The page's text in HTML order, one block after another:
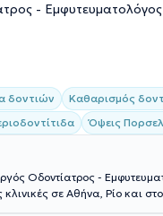
- Εμφυτευματολόγος
δοντιών
Καθαρισμός
Όψεις
Οδοντίατρος -
κλινικές σε Αθήνα, Ρίο και